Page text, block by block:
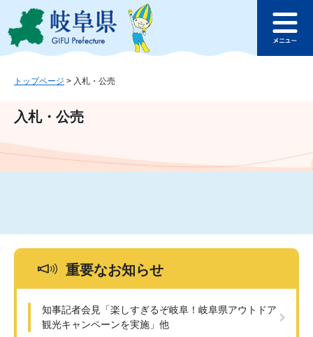
ジ
ュ
文
このページの本文へ
ュ
トップページ > 入札・公売
入札・公売
重要なお知らせ
知事記者会見「楽しすぎるぞ岐阜！岐阜県アウトドア
観光キャンペーンを実施」他